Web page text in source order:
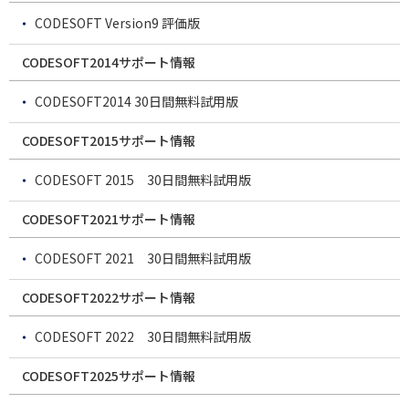
CODESOFT Version9 評価版
CODESOFT2014サポート情報
CODESOFT2014 30日間無料試用版
CODESOFT2015サポート情報
CODESOFT 2015 30日間無料試用版
CODESOFT2021サポート情報
CODESOFT 2021 30日間無料試用版
CODESOFT2022サポート情報
CODESOFT 2022 30日間無料試用版
CODESOFT2025サポート情報